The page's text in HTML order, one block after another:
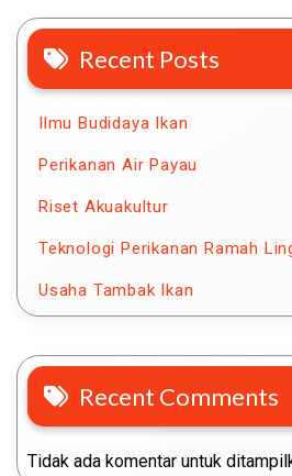
Recent Posts
Ilmu Budidaya Ikan
Perikanan Air Payau
Riset Akuakultur
Teknologi Perikanan Ramah
Usaha Tambak Ikan
Recent Comments
Tidak ada komentar untuk